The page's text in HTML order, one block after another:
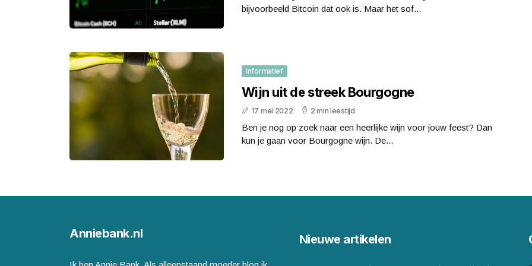
bijvoorbeeld Bitcoin dat ook is. Maar het sof...
Informatief
Wijn uit de streek Bourgogne
17 mei 2022 2 min leestijd
Ben je nog op zoek naar een heerlijke wijn voor jouw feest? Dan
kun je gaan voor Bourgogne wijn. De...
Anniebank.nl Nieuwe artikelen